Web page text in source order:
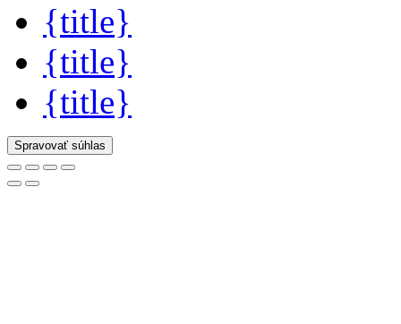
{title}
{title}
{title}
Spravovať súhlas